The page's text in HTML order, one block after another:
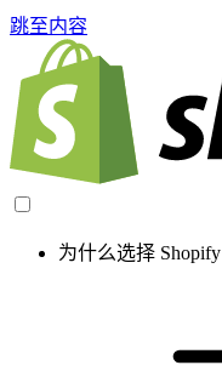
跳至内容
为什么选择 Shopify